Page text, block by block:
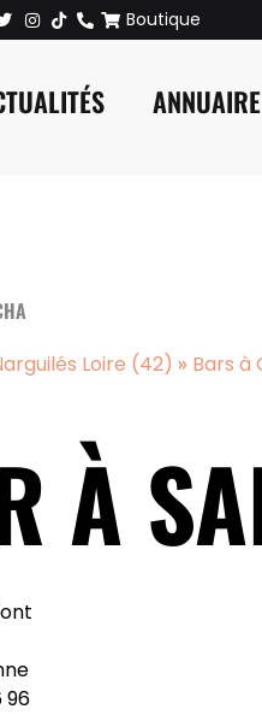
Boutique
ANNUAIRE
Loire (42) » Bars à
À
96